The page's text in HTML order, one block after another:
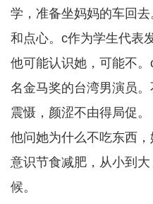
学，准备坐妈妈的车回
和点心。c作为学生代表
他可能认识她，可能不
名金马奖的台湾男演员
震慑，颜涩不由得局促。
他问她为什么不吃东西
意识节食减肥，从小到
候。